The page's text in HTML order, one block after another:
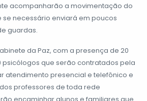
acompanharão a movimentação do
necessário enviará em poucos
guardas.
da Paz, com a presença de 20
psicólogos que serão contratados pela
atendimento presencial e telefônico e
professores de toda rede
encaminhar alunos e familiares que